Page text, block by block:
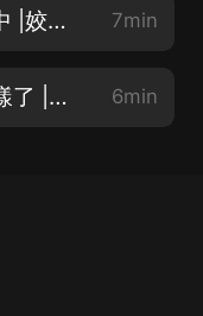
彪悍農女有空間007集 找郎中 |姣姣兮 飾 李家豔 7min
彪悍農女有空間008集 不一樣了 |婼薰吖 飾 楊二妮 6min